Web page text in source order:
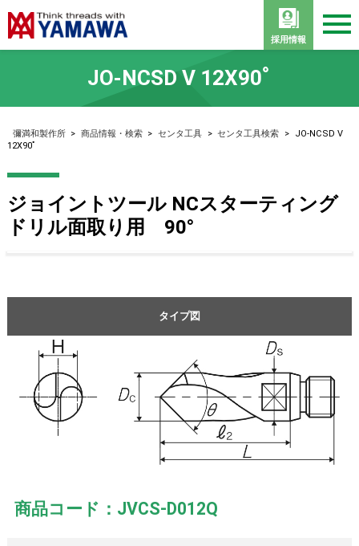
採用情報
JO-NCSD V 12X90ﾟ
彌満和製作所 > 商品情報・検索 > センタ工具 > センタ工具検索 >
JO-NCSD V
12X90ﾟ
ジョイントツール NCスターティング
ドリル面取り用 90°
タイプ図
商品コード：JVCS-D012Q